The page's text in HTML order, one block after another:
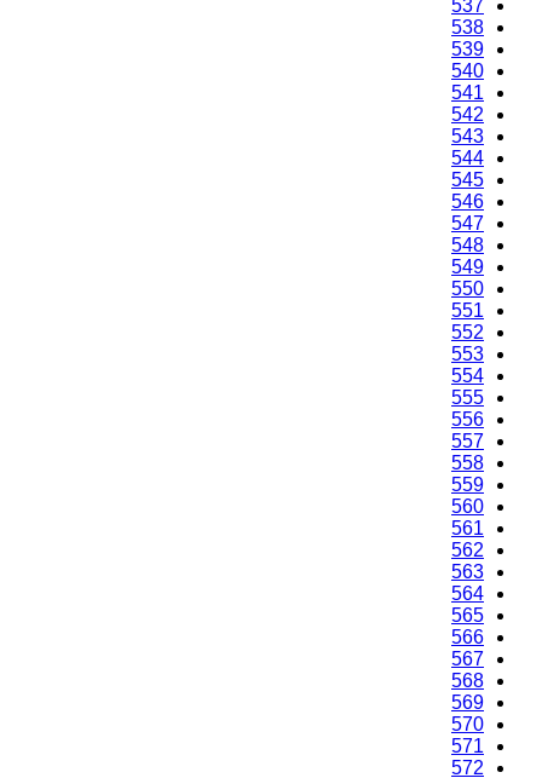
537
538
539
540
541
542
543
544
545
546
547
548
549
550
551
552
553
554
555
556
557
558
559
560
561
562
563
564
565
566
567
568
569
570
571
572